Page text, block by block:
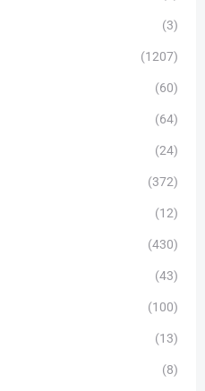
(3)
(1207)
(60)
(64)
(24)
(372)
(12)
(430)
(43)
(100)
(13)
(8)